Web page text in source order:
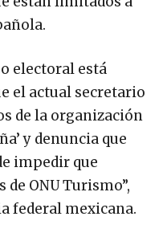
electoral está
el actual secretario
de la organización
y denuncia que
impedir que
ONU Turismo”,
federal mexicana.